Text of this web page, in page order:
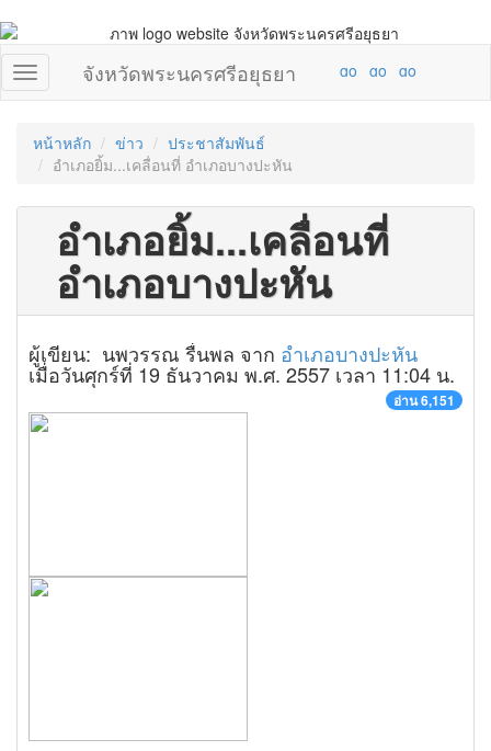
จังหวัดพระนครศรีอยุธยา
หน้าหลัก ข่าว
ประชาสัมพันธ์
อำเภอยิ้ม...เคลื่อนที่ อำเภอบางปะหัน
อำเภอยิ้ม...เคลื่อนที่
อำเภอบางปะหัน
ผู้เขียน: นพวรรณ รื่นพล จาก อำเภอบางปะหัน
เมื่อวันศุกร์ที่ 19 ธันวาคม พ.ศ. 2557 เวลา 11:04 น.
อ่าน 6,151